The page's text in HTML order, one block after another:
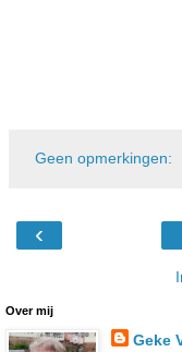
Geen opmerkingen:
‹
Over mij
Geke